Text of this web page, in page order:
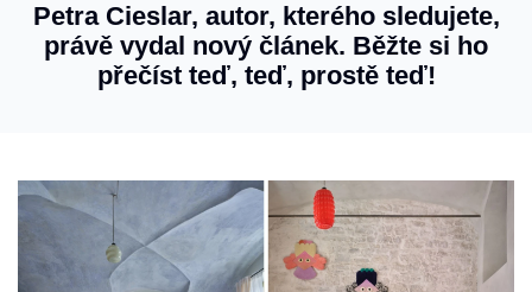
Petra Cieslar, autor, kterého sledujete,
právě vydal nový článek. Běžte si ho
přečíst teď, teď, prostě teď!